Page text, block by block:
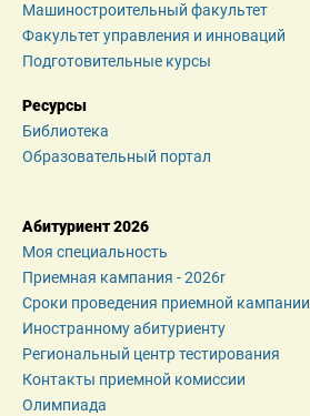
Машиностроительный факультет
Факультет управления и инноваций
Подготовительные курсы
Ресурсы
Библиотека
Образовательный портал
Абитуриент 2026
Моя специальность
Приемная кампания - 2026r
Сроки проведения приемной кампании
Иностранному абитуриенту
Региональный центр тестирования
Контакты приемной комиссии
Олимпиада